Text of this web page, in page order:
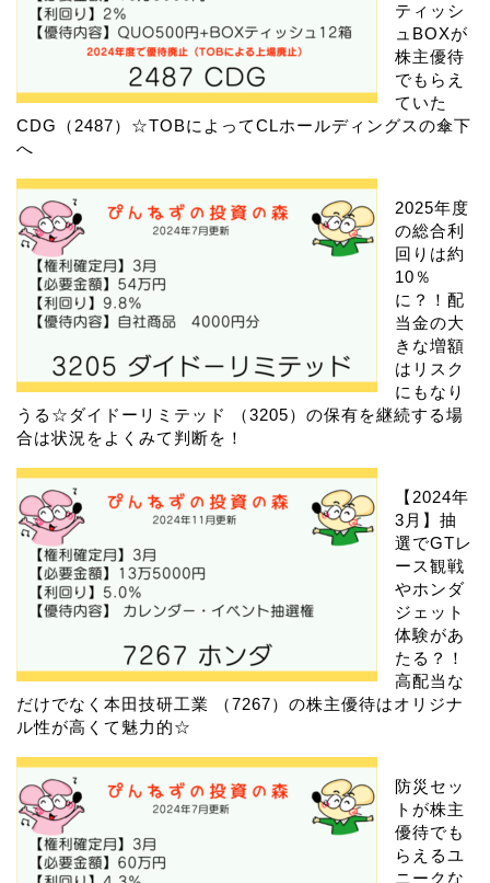
ティッシ
ュBOXが
株主優待
でもらえ
ていた
CDG（2487）☆TOBによってCLホールディングスの傘下
へ
2025年度
の総合利
回りは約
10％
に？！配
当金の大
きな増額
はリスク
にもなり
うる☆ダイドーリミテッド （3205）の保有を継続する場
合は状況をよくみて判断を！
【2024年
3月】抽
選でGTレ
ース観戦
やホンダ
ジェット
体験があ
たる？！
高配当な
だけでなく本田技研工業 （7267）の株主優待はオリジナ
ル性が高くて魅力的☆
防災セッ
トが株主
優待でも
らえるユ
ニークな